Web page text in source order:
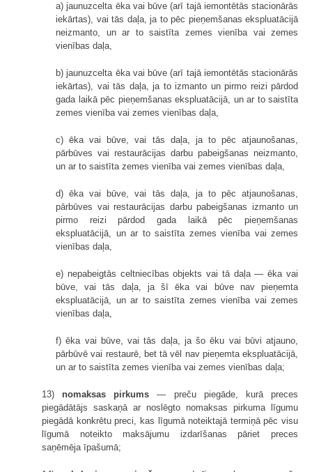
a) jaunuzcelta ēka vai būve (arī tajā iemontētās stacionārās
iekārtas), vai tās daļa, ja to pēc pieņemšanas ekspluatācijā
neizmanto, un ar to saistīta zemes vienība vai zemes
vienības daļa,
b) jaunuzcelta ēka vai būve (arī tajā iemontētās stacionārās
iekārtas), vai tās daļa, ja to izmanto un pirmo reizi pārdod
gada laikā pēc pieņemšanas ekspluatācijā, un ar to saistīta
zemes vienība vai zemes vienības daļa,
c) ēka vai būve, vai tās daļa, ja to pēc atjaunošanas,
pārbūves vai restaurācijas darbu pabeigšanas neizmanto,
un ar to saistīta zemes vienība vai zemes vienības daļa,
d) ēka vai būve, vai tās daļa, ja to pēc atjaunošanas,
pārbūves vai restaurācijas darbu pabeigšanas izmanto un
pirmo reizi pārdod gada laikā pēc pieņemšanas
ekspluatācijā, un ar to saistīta zemes vienība vai zemes
vienības daļa,
e) nepabeigtās celtniecības objekts vai tā daļa — ēka vai
būve, vai tās daļa, ja šī ēka vai būve nav pieņemta
ekspluatācijā, un ar to saistīta zemes vienība vai zemes
vienības daļa,
f) ēka vai būve, vai tās daļa, ja šo ēku vai būvi atjauno,
pārbūvē vai restaurē, bet tā vēl nav pieņemta ekspluatācijā,
un ar to saistīta zemes vienība vai zemes vienības daļa;
13) nomaksas pirkums — preču piegāde, kurā preces
piegādātājs saskaņā ar noslēgto nomaksas pirkuma līgumu
piegādā konkrētu preci, kas līgumā noteiktajā termiņā pēc visu
līgumā noteikto maksājumu izdarīšanas pāriet preces
saņēmēja īpašumā;